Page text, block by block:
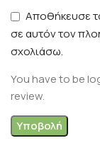
Αποθήκευσε
σε αυτόν τον
σχολιάσω.
You have to be
review.